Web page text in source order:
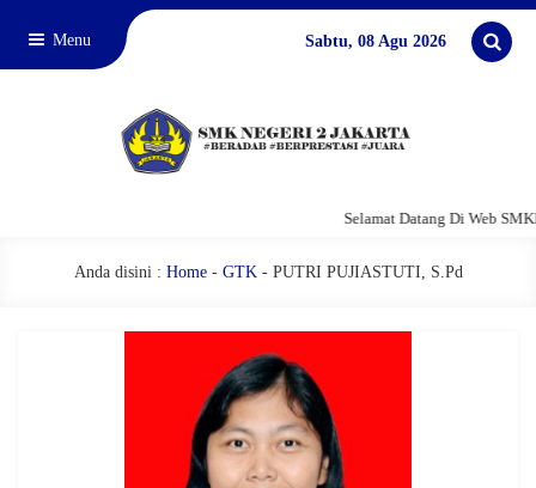
Menu Sabtu, 08 Agu 2026
Selamat Datang Di Web
Anda disini : Home- GTK- PUTRI PUJIASTUTI, S.Pd